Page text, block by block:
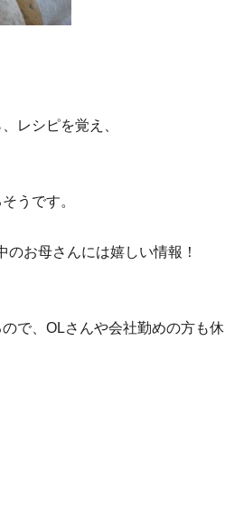
レシピを覚え、
うです。
お母さんには嬉しい情報！
で、OLさんや会社勤めの方も休